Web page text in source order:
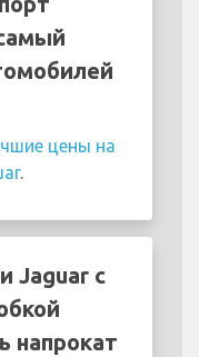
цены на
.
Jaguar с
напрокат